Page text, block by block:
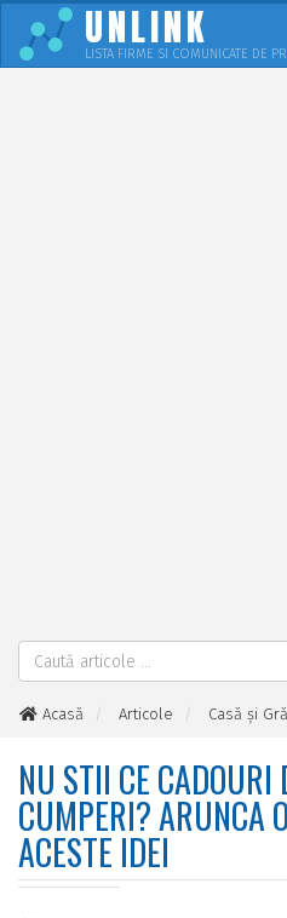
UNLINK
LISTA FIRME SI COMUNICATE DE
Acasă Articole
Casă și
NU STII CE CADOURI
CUMPERI? ARUNCA
ACESTE IDEI